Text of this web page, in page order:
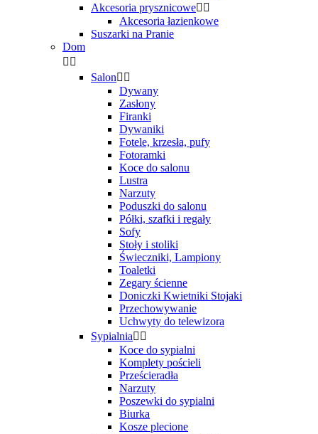
Akcesoria prysznicowe 
Akcesoria łazienkowe
Suszarki na Pranie
Dom
 
Salon 
Dywany
Zasłony
Firanki
Dywaniki
Fotele, krzesła, pufy
Fotoramki
Koce do salonu
Lustra
Narzuty
Poduszki do salonu
Półki, szafki i regały
Sofy
Stoły i stoliki
Świeczniki, Lampiony
Toaletki
Zegary ścienne
Doniczki Kwietniki Stojaki
Przechowywanie
Uchwyty do telewizora
Sypialnia 
Koce do sypialni
Komplety pościeli
Prześcieradła
Narzuty
Poszewki do sypialni
Biurka
Kosze plecione